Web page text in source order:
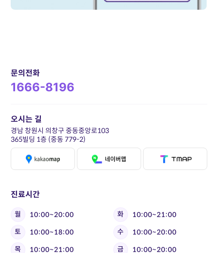
문의전화
1666-8196
진료시간
월 10:00~20:00 화
10:00~21:00
토
10:00~18:00 수
10:00~20:00
목
10:00~21:00 금 10:00~20:00
오시는 길
경남 창원시 의창구 중동중앙로103
365빌딩 1층 (중동 779-2)